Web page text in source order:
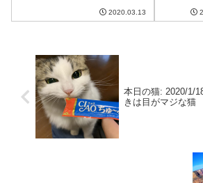
が飛び出そうとしているようで
で変な音が！...
2020.03.13
り、おし
本日の猫: 2020/1/
きは目がマジな猫